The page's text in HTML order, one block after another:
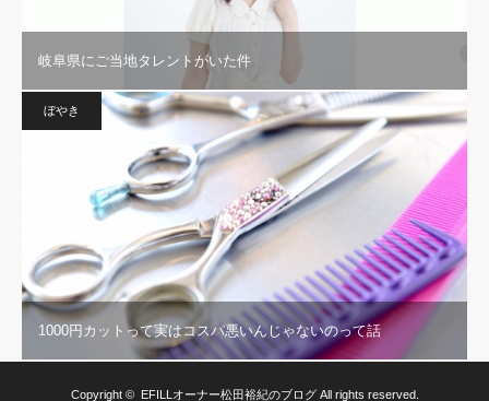
岐阜県にご当地タレントがいた件
ぼやき
1000円カットって実はコスパ悪いんじゃないのって話
Copyright © EFILLオーナー松田裕紀のブログAll rights reserved.